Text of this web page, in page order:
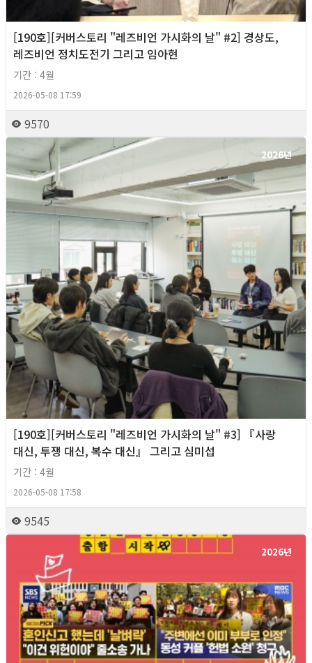
[190호][커버스토리 "레즈비언 가시화의 날" #2] 경상도,
레즈비언 정치도전기 그리고 임아현
기간 : 4월
2026-05-08 17:59
9570
2026년
[190호][커버스토리 "레즈비언 가시화의 날" #3] 『사랑
대신, 투쟁 대신, 복수 대신』 그리고 심미섭
기간 : 4월
2026-05-08 17:58
9545
2026년